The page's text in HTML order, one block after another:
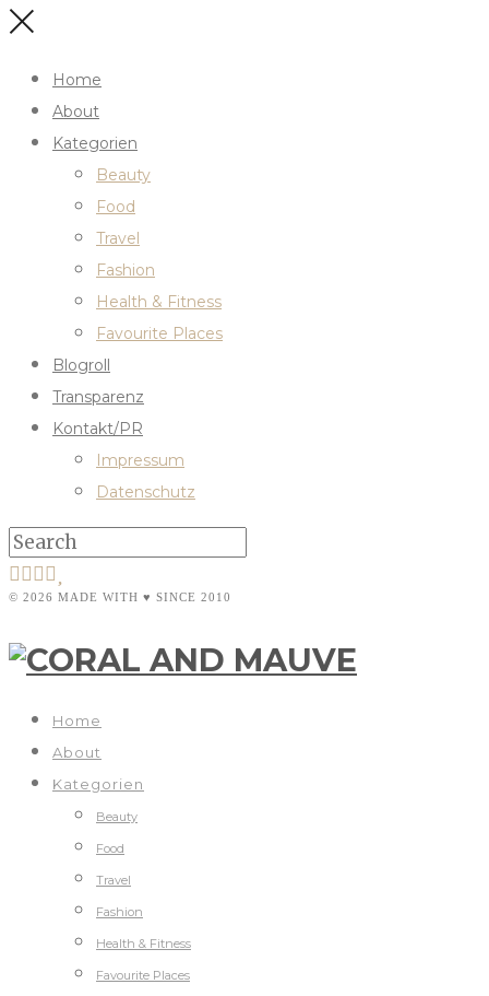
Home
About
Kategorien
Beauty
Food
Travel
Fashion
Health & Fitness
Favourite Places
Blogroll
Transparenz
Kontakt/PR
Impressum
Datenschutz
© 2026 MADE WITH ♥ SINCE 2010
Home
About
Kategorien
Beauty
Food
Travel
Fashion
Health & Fitness
Favourite Places